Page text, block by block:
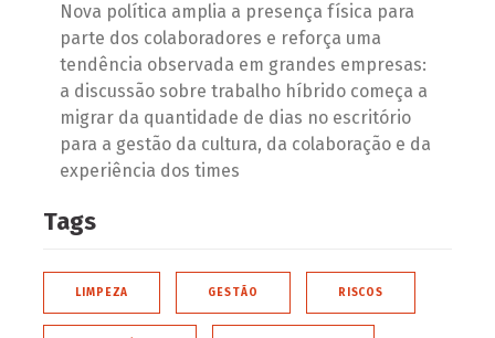
Nova política amplia a presença física para
parte dos colaboradores e reforça uma
tendência observada em grandes empresas:
a discussão sobre trabalho híbrido começa a
migrar da quantidade de dias no escritório
para a gestão da cultura, da colaboração e da
experiência dos times
Tags
LIMPEZA GESTÃO RISCOS